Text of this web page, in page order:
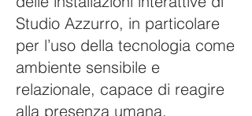
Studio Azzurro, in particolare
per l’uso della tecnologia come
ambiente sensibile e
relazionale, capace di reagire
alla presenza umana.